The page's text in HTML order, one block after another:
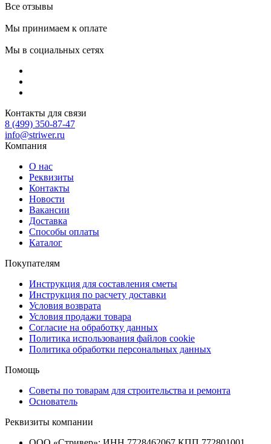
Все отзывы
Мы принимаем к оплате
Мы в социальных сетях
Контакты для связи
8 (499) 350-87-47
info@striwer.ru
Компания
О нас
Реквизиты
Контакты
Новости
Вакансии
Доставка
Способы оплаты
Каталог
Покупателям
Инструкция для составления сметы
Инструкция по расчету доставки
Условия возврата
Условия продажи товара
Согласие на обработку данных
Политика использования файлов cookie
Политика обработки персональных данных
Помощь
Советы по товарам для строительства и ремонта
Основатель
Реквизиты компании